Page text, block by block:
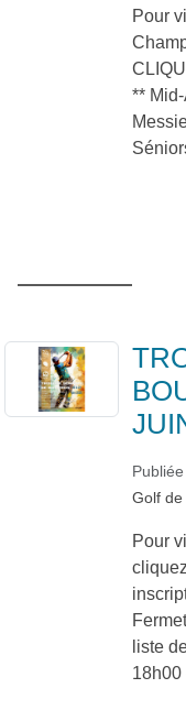
Pour
**
Golf de
Pour
liste
18h00